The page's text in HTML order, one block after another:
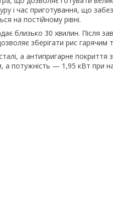
і час приготування, що
на постійному рівні.
близько 30 хвилин.
зберігати рис гарячим
а антипригарне покриття
потужність — 1,95 кВт при